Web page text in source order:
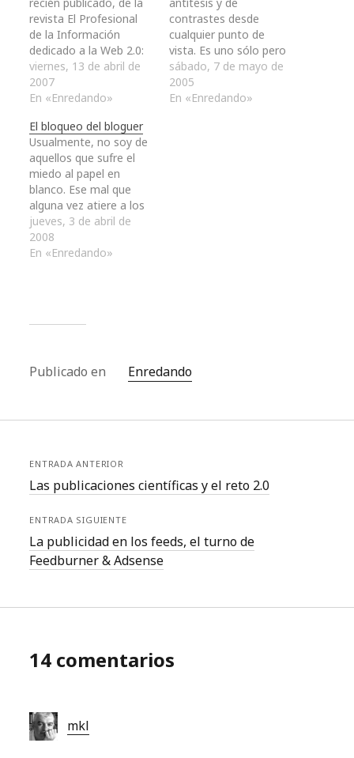
revista El Profesional
de la Información
dedicado a la Web 2.0:
blogs, participación y
Lib 2.0 se estaba
preparando, Dídac
porqué no me lanzaba
a publicar en papel.
Sinceramente, en un
principio fui un poco
reticente ante la idea
de…
viernes, 13 de abril de
2007
En «Enredando»
contrastes desde
cualquier punto de
vista. Es uno sólo pero
son dos, puede que
debieran ser dos pero
finalmente se quedó en
sábado, 7 de mayo de
2005
En «Enredando»
El bloqueo del bloguer
Usualmente, no soy de
aquellos que sufre el
miedo al papel en
blanco. Ese mal que
alguna vez atiere a los
escritores
profesionales (o no)
que se descubren faltos
jueves, 3 de abril de
2008
En «Enredando»
Publicado en Enredando
ENTRADA ANTERIOR
Las publicaciones científicas y el reto 2.0
ENTRADA SIGUIENTE
La publicidad en los feeds, el turno de
Feedburner & Adsense
14 comentarios
mkl